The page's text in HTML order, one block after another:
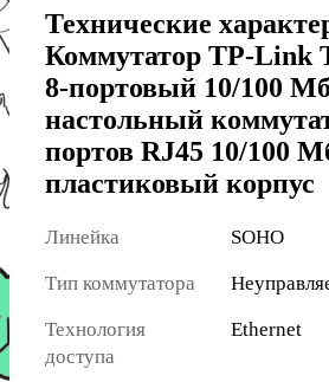
Технические
Коммутатор TP-Link
8-портовый 10/100
настольный
портов RJ45 10/100
пластиковый корпус
Линейка SOHO
Тип коммутатора
Технология
доступа
Ethernet